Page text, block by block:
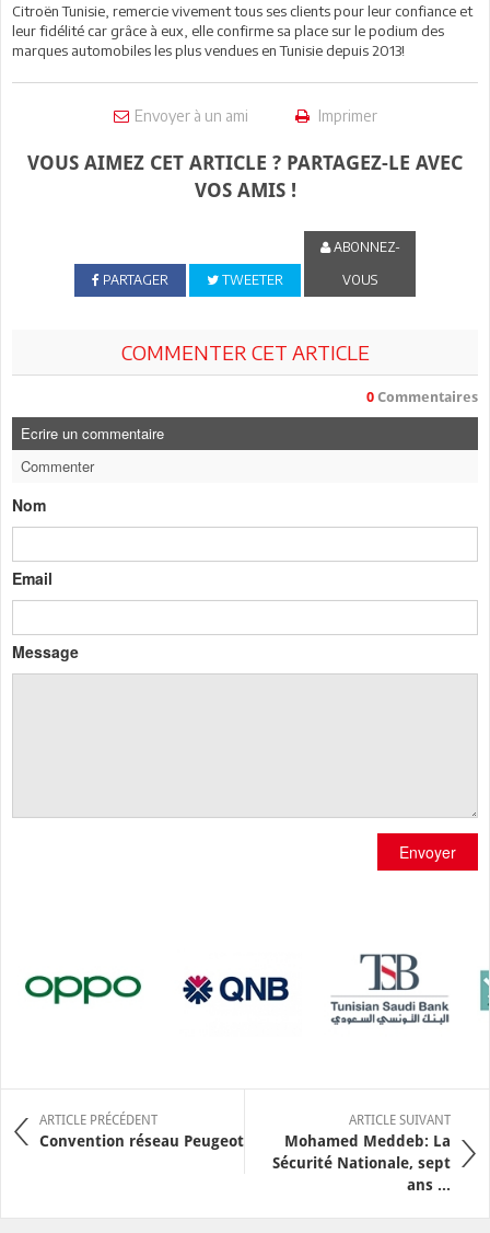
Citroën Tunisie, remercie vivement tous ses clients pour leur confiance et
leur fidélité car grâce à eux, elle confirme sa place sur le podium des
marques automobiles les plus vendues en Tunisie depuis 2013!
Envoyer à un ami Imprimer
VOUS AIMEZ CET ARTICLE ? PARTAGEZ-LE AVEC
VOS AMIS !
PARTAGER TWEETER
ABONNEZ-
VOUS
COMMENTER CET ARTICLE
0 Commentaires
Ecrire un commentaire
Commenter
Nom
Email
Message
Envoyer
ARTICLE PRÉCÉDENT
Convention réseau Peugeot
ARTICLE SUIVANT
Mohamed Meddeb: La
Sécurité Nationale, sept
ans ...